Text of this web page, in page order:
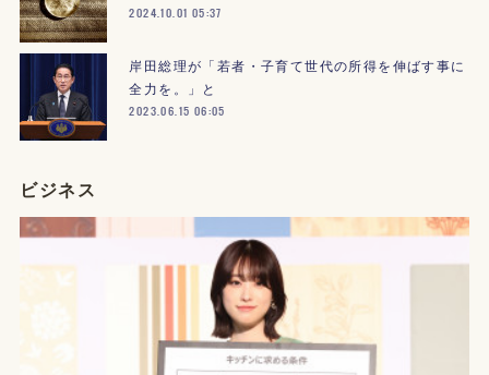
2024.10.01 05:37
岸田総理が「若者・子育て世代の所得を伸ばす事に
全力を。」と
2023.06.15 06:05
ビジネス